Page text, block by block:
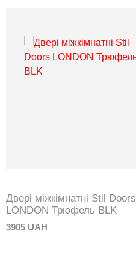
Двері міжкімнатні Stil Doors
LONDON Трюфель BLK
3905 UAH